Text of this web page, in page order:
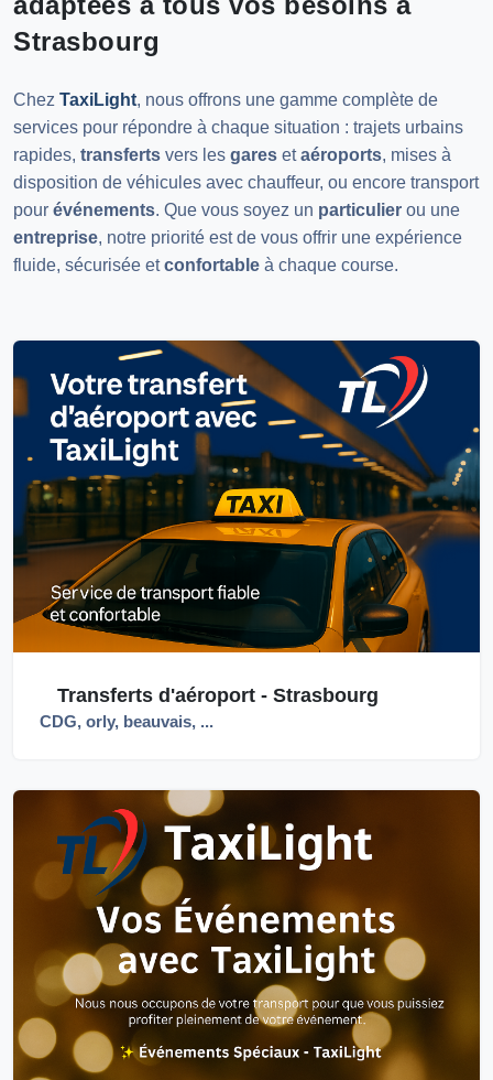
Strasbourg
Chez TaxiLight, nous offrons une gamme complète de
services pour répondre à chaque situation : trajets urbains
rapides, transferts vers les gares etaéroports, mises à
disposition de véhicules avec chauffeur, ou encore transport
pour événements. Que vous soyez un particulier ou une
entreprise, notre priorité est de vous offrir une expérience
fluide, sécurisée etconfortable à chaque course.
Transferts d'aéroport - Strasbourg
CDG, orly, beauvais, ...